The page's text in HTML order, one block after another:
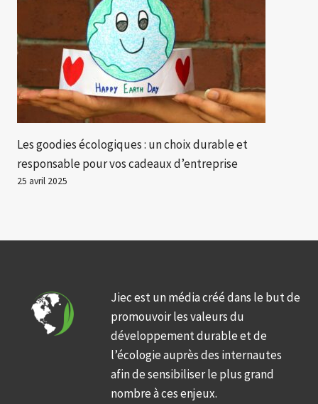
Les goodies écologiques : un choix durable et
responsable pour vos cadeaux d’entreprise
25 avril 2025
Jiec est un média créé dans le but de
promouvoir les valeurs du
développement durable et de
l’écologie auprès des internautes
afin de sensibiliser le plus grand
nombre à ces enjeux.